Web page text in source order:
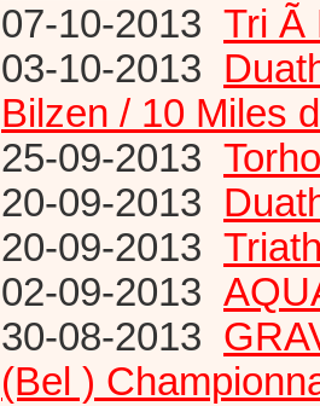
07-10-2013 Tri Ã
03-10-2013
Bilzen / 10 Miles
25-09-2013
20-09-2013
20-09-2013
02-09-2013
30-08-2013
(Bel )